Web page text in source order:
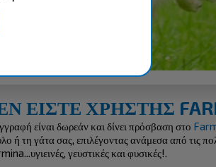
ΕΙΣΤΕ ΧΡΗΣΤΗΣ
είναι δωρεάν και δίνει πρόσβαση στο
ή τη γάτα σας, επιλέγοντας ανάμεσα από τις
γευστικές και φυσικές!.